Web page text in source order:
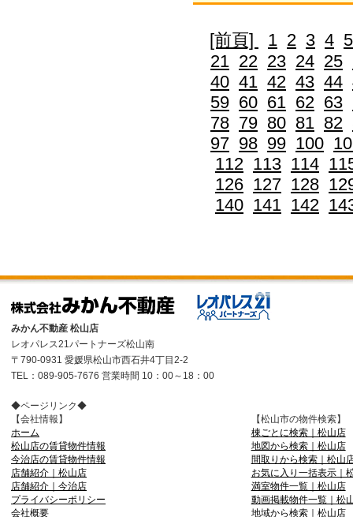
[前頁] 1 2 3 4 5
21 22 23 24 25
40 41 42 43 44
59 60 61 62 63
78 79 80 81 82
97 98 99 100
112 113 114
126 127 128
140 141 142
みかん不動産 松山店
レオパレス21パートナーズ松山南
〒790-0931 愛媛県松山市西石井4丁目2-2
TEL：089-905-7676 営業時間 10：00～18：00
◆ページリンク◆
【会社情報】
ホーム
松山店の賃貸物件情報
今治店の賃貸物件情報
店舗紹介｜松山店
店舗紹介｜今治店
プライバシーポリシー
会社概要
【松山市の物件検索】
棟ごとに検索｜松山店
地図から検索｜松山店
間取りから検索｜松山
お気に入り一括表示｜
満室物件一覧｜松山店
動画掲載物件一覧｜松
地域から検索｜松山店